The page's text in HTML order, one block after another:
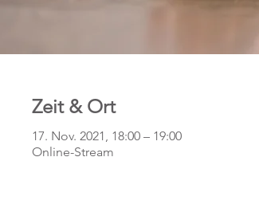
Zeit & Ort
17. Nov. 2021, 18:00 – 19:00
Online-Stream